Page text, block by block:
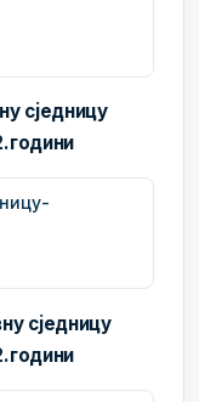
сједницу
сједницу